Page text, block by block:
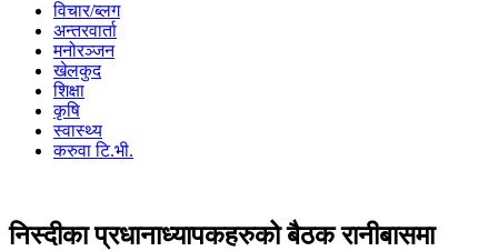
विचार/ब्लग
अन्तरवार्ता
मनोरञ्जन
खेलकुद
शिक्षा
कृषि
स्वास्थ्य
करुवा टि.भी.
निस्दीका प्रधानाध्यापकहरुको बैठक रानीबासमा